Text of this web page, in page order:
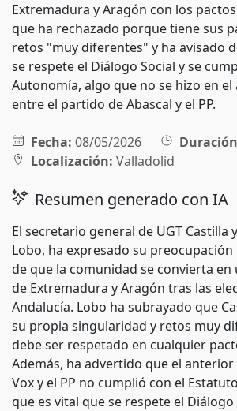
Extremadura y Aragón con los
que ha rechazado porque tiene sus
retos "muy diferentes" y ha avisado
se respete el Diálogo Social y se
Autonomía, algo que no se hizo en
entre el partido de Abascal y el PP.
Fecha: 08/05/2026
Localización: Valladolid
Resumen generado con IA
El secretario general de UGT Castilla
Lobo, ha expresado su
de que la comunidad se convierta
de Extremadura y Aragón tras las
Andalucía. Lobo ha subrayado que
su propia singularidad y retos muy
debe ser respetado en cualquier
Además, ha advertido que el
Vox y el PP no cumplió con el
que es vital que se respete el Diálogo